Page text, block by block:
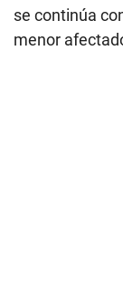
se continúa
menor